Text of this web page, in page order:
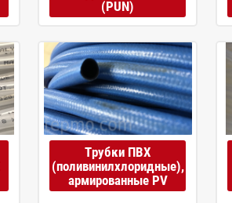
(PUN)
Трубки ПВХ
(поливинилхлоридные),
армированные PV